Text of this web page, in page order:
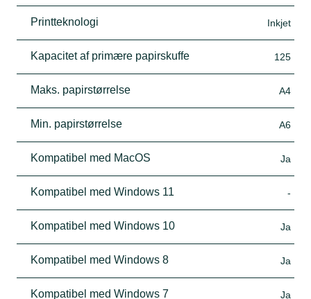
Printteknologi Inkjet
Kapacitet af primære papirskuffe 125
Maks. papirstørrelse A4
Min. papirstørrelse A6
Kompatibel med MacOS Ja
Kompatibel med Windows 11 -
Kompatibel med Windows 10 Ja
Kompatibel med Windows 8 Ja
Kompatibel med Windows 7 Ja